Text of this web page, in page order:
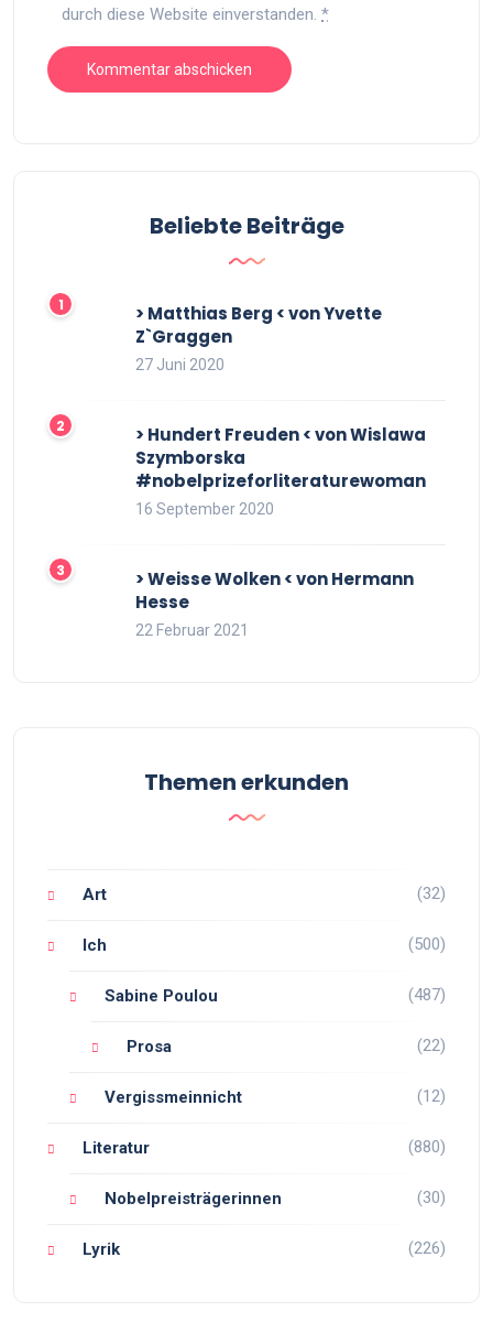
durch diese Website einverstanden. *
Beliebte Beiträge
> Matthias Berg < von Yvette
Z`Graggen
27 Juni 2020
> Hundert Freuden < von Wislawa
Szymborska
#nobelprizeforliteraturewoman
16 September 2020
> Weisse Wolken < von Hermann
Hesse
22 Februar 2021
Themen erkunden
Art (32)
Ich (500)
Sabine Poulou (487)
Prosa (22)
Vergissmeinnicht (12)
Literatur (880)
Nobelpreisträgerinnen (30)
Lyrik (226)